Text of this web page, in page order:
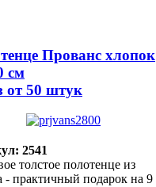
Прованс хлопок
см
от 50 штук
2541
толстое полотенце из
- практичный подарок на 9